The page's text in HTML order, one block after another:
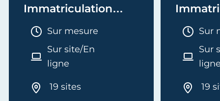
Immatriculation
(EI/Micro-entreprise
Durée :
Sur mesure
Sur site/En
ligne
19 sites
Sur
Sur
19